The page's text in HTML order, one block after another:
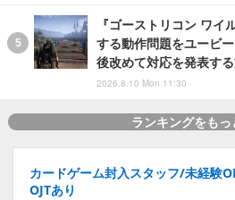
『ゴーストリコン ワイ
する動作問題をユービ
後改めて対応を発表す
2026.8.10 Mon 11:30
ランキングをもっ
カードゲーム封入スタッフ/未経験
OJTあり